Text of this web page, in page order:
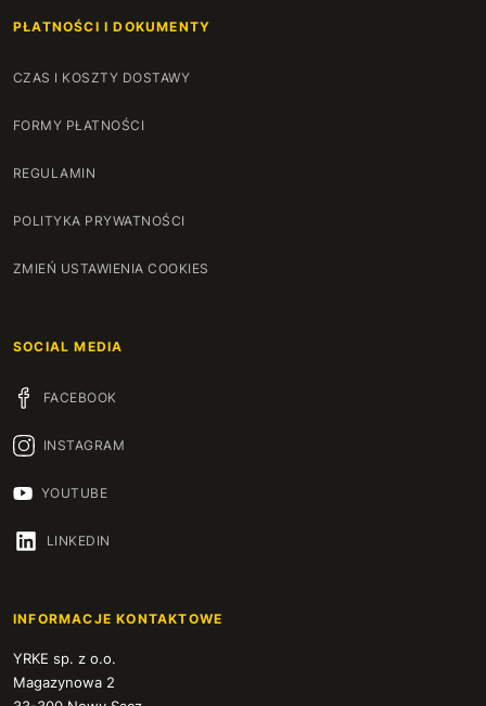
PŁATNOŚCI I DOKUMENTY
CZAS I KOSZTY DOSTAWY
FORMY PŁATNOŚCI
REGULAMIN
POLITYKA PRYWATNOŚCI
ZMIEŃ USTAWIENIA COOKIES
SOCIAL MEDIA
FACEBOOK
INSTAGRAM
YOUTUBE
LINKEDIN
INFORMACJE KONTAKTOWE
YRKE sp. z o.o.
Magazynowa 2